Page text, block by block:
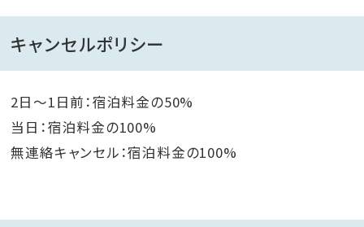
キャンセルポリシー
2日～1日前：宿泊料金の50%
当日：宿泊料金の100%
無連絡キャンセル：宿泊料金の100%